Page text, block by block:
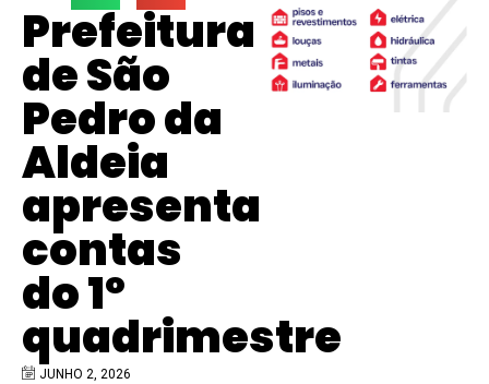
Prefeitura
de São
Pedro da
Aldeia
apresenta
contas
do 1º
quadrimestre
JUNHO 2, 2026